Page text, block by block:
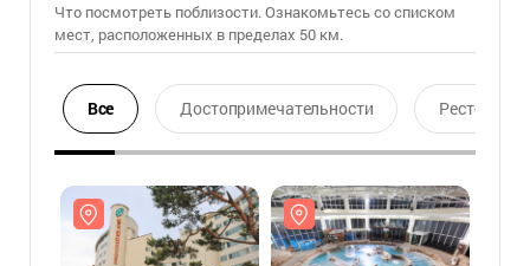
Что посмотреть поблизости. Ознакомьтесь со списком
мест, расположенных в пределах 50 км.
Все Достопримечательности Ресторан